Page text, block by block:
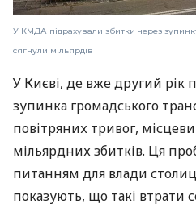
У КМДА підрахували збитки через
сягнули мільярдів
У Києві, де вже другий рік
зупинка громадського
повітряних тривог,
мільярдних збитків. Ця
питанням для влади
показують, що такі втрати